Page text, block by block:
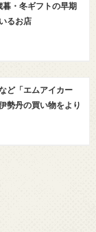
暮・冬ギフトの早期
るお店
ど「エムアイカー
勢丹の買い物をより